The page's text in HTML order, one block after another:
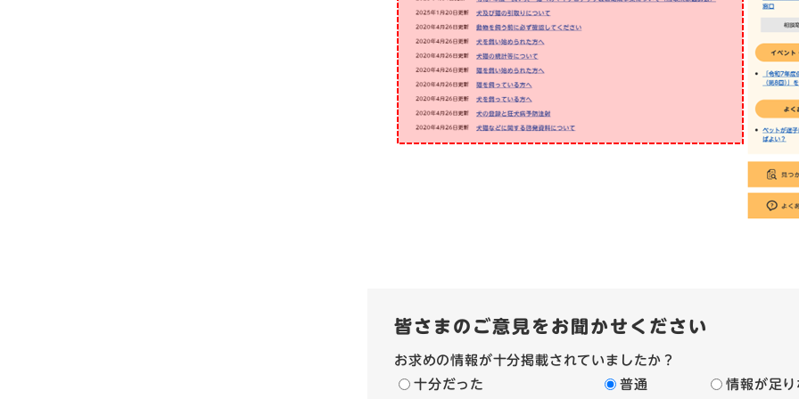
皆さまのご意見をお聞かせください
お求めの情報が十分掲載されていましたか？
十分だった
普通 情報が足